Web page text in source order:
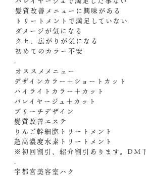
️髪質改善メニューに興味がある
️トリートメントで満足していない
️ダメージが気になる
️クセ、広がりが気になる
️初めてのカラー不安
.
️オススメメニュー️
デザインカラー＋ショートカット
ハイライトカラー＋カット
バレイヤージュ＋カット
ブリーチデザイン
髪質改善エステ
りんご幹細胞トリートメント
超高濃度水素トリートメント
※初回割引、紹介割引あります。︎DM
.
宇都宮美容室ハク